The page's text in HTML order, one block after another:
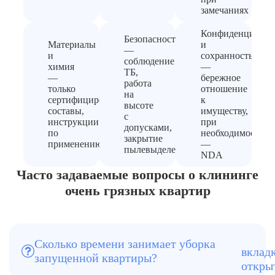
замечаниях
Материалы
и
химия
—
только
сертифицированные
составы,
инструкции
по
применению
Безопасность
—
соблюдение
ТБ,
работа
на
высоте
с
допусками,
закрытие
пылевыделения
и
сохранность
—
бережное
отношение
к
имуществу,
при
необходимости
—
NDA
Часто задаваемые вопросы о клининге
очень грязных квартир
Сколько времени занимает уборка
запущенной квартиры?
В среднем от 6 до 12 часов, в
не роскошь, а продумай стратегический
подход. Пока вы занимаетесь своей
работой или другими делами,
Да, цена фиксируется до начала работ
после консультации с менеджером.